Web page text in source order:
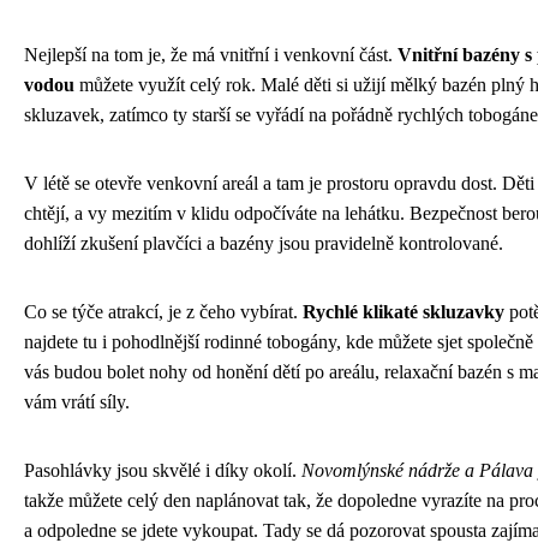
Nejlepší na tom je, že má vnitřní i venkovní část. Vnitřní bazény s
vodou můžete využít celý rok. Malé děti si užijí mělký bazén plný
skluzavek, zatímco ty starší se vyřádí na pořádně rychlých
V létě se otevře venkovní areál a tam je prostoru opravdu dost.
chtějí, a vy mezitím v klidu odpočíváte na lehátku. Bezpečnost
dohlíží zkušení plavčíci a bazény jsou pravidelně kontrolované.
Co se týče atrakcí, je z čeho vybírat. Rychlé klikaté skluzavky
najdete tu i pohodlnější rodinné tobogány, kde můžete sjet
vás budou bolet nohy od honění dětí po areálu, relaxační bazén s
vám vrátí síly.
Pasohlávky jsou skvělé i díky okolí. Novomlýnské nádrže a Pálava
takže můžete celý den naplánovat tak, že dopoledne vyrazíte na
a odpoledne se jdete vykoupat. Tady se dá pozorovat spousta